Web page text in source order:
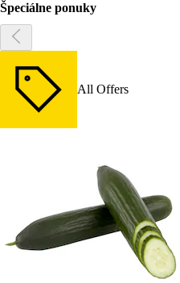
Špeciálne ponuky
All Offers